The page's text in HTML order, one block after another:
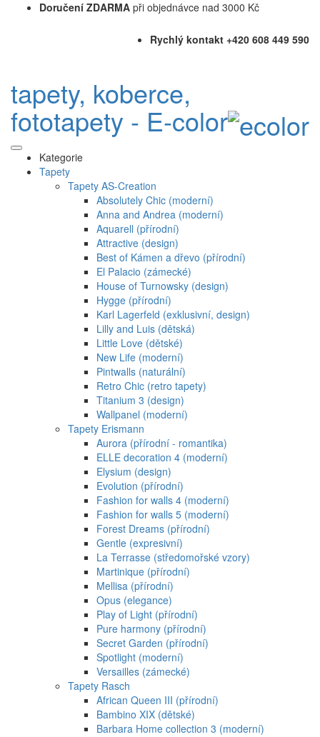
Doručení ZDARMA při objednávce nad 3000 Kč
Rychlý kontakt +420 608 449 590
tapety, koberce,
fototapety - E-color
Kategorie
Tapety
Tapety AS-Creation
Absolutely Chic (moderní)
Anna and Andrea (moderní)
Aquarell (přírodní)
Attractive (design)
Best of Kámen a dřevo (přírodní)
El Palacio (zámecké)
House of Turnowsky (design)
Hygge (přírodní)
Karl Lagerfeld (exklusivní, design)
Lilly and Luis (dětská)
Little Love (dětské)
New Life (moderní)
Pintwalls (naturální)
Retro Chic (retro tapety)
Titanium 3 (design)
Wallpanel (moderní)
Tapety Erismann
Aurora (přírodní - romantika)
ELLE decoration 4 (moderní)
Elysium (design)
Evolution (přírodní)
Fashion for walls 4 (moderní)
Fashion for walls 5 (moderní)
Forest Dreams (přírodní)
Gentle (expresivní)
La Terrasse (středomořské vzory)
Martinique (přírodní)
Mellisa (přírodní)
Opus (elegance)
Play of Light (přírodní)
Pure harmony (přírodní)
Secret Garden (přírodní)
Spotlight (moderní)
Versailles (zámecké)
Tapety Rasch
African Queen III (přírodní)
Bambino XIX (dětské)
Barbara Home collection 3 (moderní)